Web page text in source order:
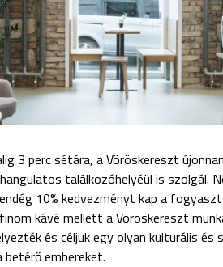
3 perc sétára, a Vöröskereszt
találkozóhelyéül is szolgál.
10% kedvezményt kap a
kávé mellett a Vöröskereszt
és céljuk egy olyan kulturális és
embereket.